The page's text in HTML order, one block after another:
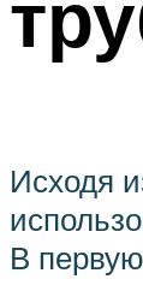
Исходя
В